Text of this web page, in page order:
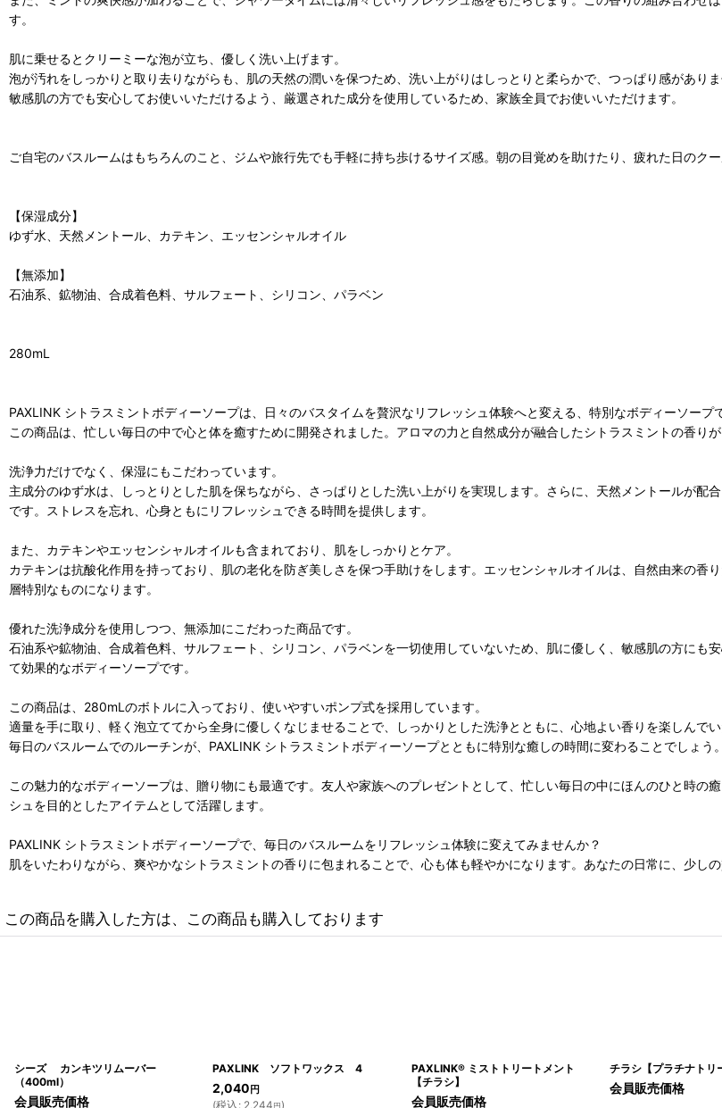
す。
肌に乗せるとクリーミーな泡が立ち、優しく洗い上げます。
泡が汚れをしっかりと取り去りながらも、肌の天然の潤いを保つため、洗い上がりはしっとりと柔らかで、つっぱり感がありま
敏感肌の方でも安心してお使いいただけるよう、厳選された成分を使用しているため、家族全員でお使いいただけます。
ご自宅のバスルームはもちろんのこと、ジムや旅行先でも手軽に持ち歩けるサイズ感。朝の目覚めを助けたり、疲れた日のク
【保湿成分】
ゆず水、天然メントール、カテキン、エッセンシャルオイル
【無添加】
石油系、鉱物油、合成着色料、サルフェート、シリコン、パラベン
280mL
PAXLINK シトラスミントボディーソープは、日々のバスタイムを贅沢なリフレッシュ体験へと変える、特別なボディーソープで
この商品は、忙しい毎日の中で心と体を癒すために開発されました。アロマの力と自然成分が融合したシトラスミントの香り
洗浄力だけでなく、保湿にもこだわっています。
主成分のゆず水は、しっとりとした肌を保ちながら、さっぱりとした洗い上がりを実現します。さらに、天然メントールが
です。ストレスを忘れ、心身ともにリフレッシュできる時間を提供します。
また、カテキンやエッセンシャルオイルも含まれており、肌をしっかりとケア。
カテキンは抗酸化作用を持っており、肌の老化を防ぎ美しさを保つ手助けをします。エッセンシャルオイルは、自然由来の
層特別なものになります。
優れた洗浄成分を使用しつつ、無添加にこだわった商品です。
石油系や鉱物油、合成着色料、サルフェート、シリコン、パラベンを一切使用していないため、肌に優しく、敏感肌の方にも
て効果的なボディーソープです。
この商品は、280mLのボトルに入っており、使いやすいポンプ式を採用しています。
適量を手に取り、軽く泡立ててから全身に優しくなじませることで、しっかりとした洗浄とともに、心地よい香りを楽しんでい
毎日のバスルームでのルーチンが、PAXLINK シトラスミントボディーソープとともに特別な癒しの時間に変わることでしょう。
この魅力的なボディーソープは、贈り物にも最適です。友人や家族へのプレゼントとして、忙しい毎日の中にほんのひと時
シュを目的としたアイテムとして活躍します。
PAXLINK シトラスミントボディーソープで、毎日のバスルームをリフレッシュ体験に変えてみませんか？
肌をいたわりながら、爽やかなシトラスミントの香りに包まれることで、心も体も軽やかになります。あなたの日常に、少しの
この商品を購入した方は、この商品も購入しております
シーズ カンキツリムーバー
（400ml）
会員販売価格
PAXLINK ソフトワックス 4
2,040 円
(税込 : 2,244円)
PAXLINK® ミストトリートメント
【チラシ】
会員販売価格
チラシ【プラチナトリ
会員販売価格